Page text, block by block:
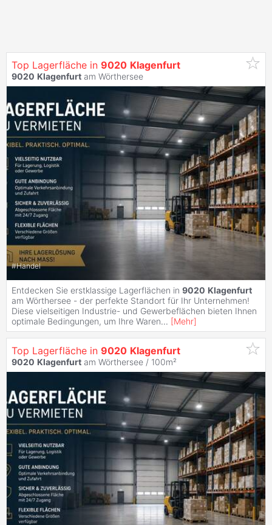
Top Lagerfläche in 9020 Klagenfurt
9020 Klagenfurt am Wörthersee
#Handel
Entdecken Sie erstklassige Lagerflächen in 9020 Klagenfurt
am Wörthersee - der perfekte Standort für Ihr Unternehmen!
Diese vielseitigen Industrie- und Gewerbeflächen bieten Ihnen
optimale Bedingungen, um Ihre Waren... [Mehr]
Top Lagerfläche in 9020 Klagenfurt
9020 Klagenfurt am Wörthersee / 100m²